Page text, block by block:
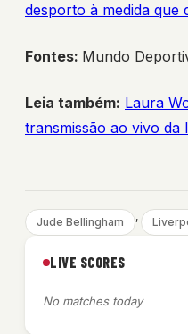
desporto à medida que
Fontes: Mundo
Leia também: Laura
transmissão ao vivo da
Jude Bellingham ,
LIVE SCORES
No matches today